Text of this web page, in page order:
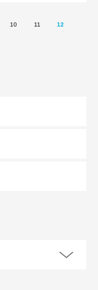
10 11 12